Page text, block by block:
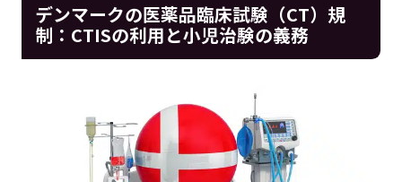
デンマークの医薬品臨床試験（CT）規
制：CTISの利用と小児治験の義務